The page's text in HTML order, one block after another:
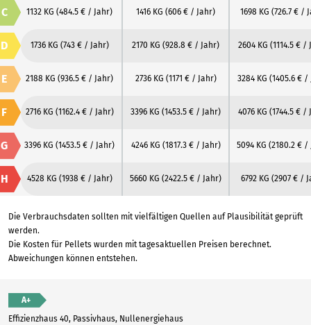
C 1132 KG (484.5 € / Jahr) 1416 KG (606 € / Jahr) 1698 KG (726.7 € /
D 1736 KG (743 € / Jahr) 2170 KG (928.8 € / Jahr) 2604 KG (1114.5 € /
E 2188 KG (936.5 € / Jahr) 2736 KG (1171 € / Jahr) 3284 KG (1405.6 € /
F 2716 KG (1162.4 € / Jahr) 3396 KG (1453.5 € / Jahr) 4076 KG (1744.5 € /
G 3396 KG (1453.5 € / Jahr) 4246 KG (1817.3 € / Jahr) 5094 KG (2180.2 € /
H 4528 KG (1938 € / Jahr) 5660 KG (2422.5 € / Jahr) 6792 KG (2907 € /
Die Verbrauchsdaten sollten mit vielfältigen Quellen auf Plausibilität geprüft
werden.
Die Kosten für Pellets wurden mit tagesaktuellen Preisen berechnet.
Abweichungen können entstehen.
A+
Effizienzhaus 40, Passivhaus, Nullenergiehaus